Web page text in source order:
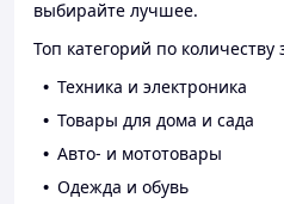
выбирайте лучшее.
Топ категорий по количеству
Техника и электроника
Товары для дома и сада
Авто- и мототовары
Одежда и обувь